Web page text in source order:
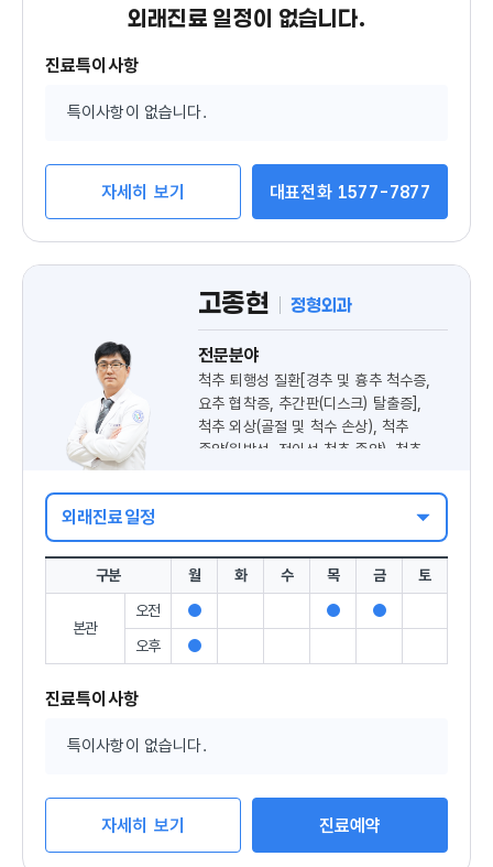
외래진료 일정이 없습니다.
진료특이사항
특이사항이 없습니다.
자세히 보기 대표전화 1577-7877
고종현 정형외과
전문분야
척추 퇴행성 질환[경추 및 흉추 척수증,
요추 협착증, 추간판(디스크) 탈출증],
척추 외상(골절 및 척수 손상), 척추
종양(원발성, 전이성 척추 종양), 척추
외래진료일정
구분 월 화 수 목 금 토
본관
오전
진
료
가
진
가
진
가
오후
진
진료특이사항
특이사항이 없습니다.
자세히 보기 진료예약